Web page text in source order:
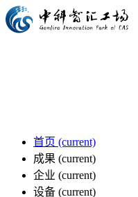
首页 (current)
成果 (current)
企业 (current)
设备 (current)